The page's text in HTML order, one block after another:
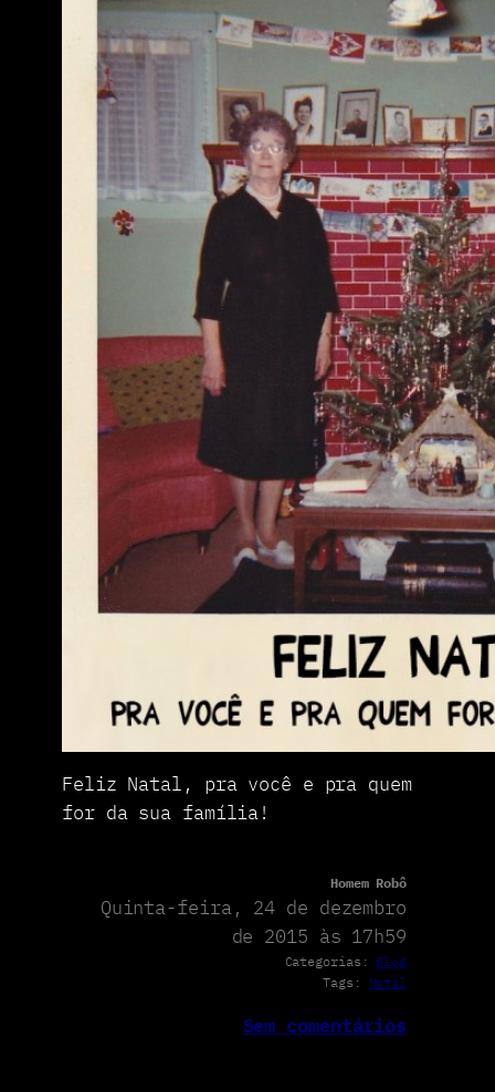
Feliz Natal, pra você e pra quem
for da sua família!
Homem Robô
Quinta-feira, 24 de dezembro
de 2015 às 17h59
Categorias: Blog
Tags: Natal
Sem comentários